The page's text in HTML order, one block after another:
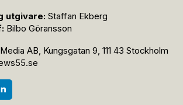
utgivare: Staffan Ekberg
Bilbo Göransson
AB, Kungsgatan 9, 111 43 Stockholm